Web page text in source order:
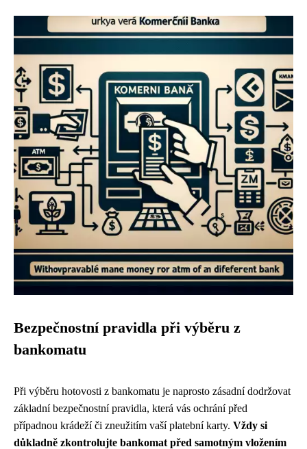
Bezpečnostní pravidla při výběru z
bankomatu
Při výběru hotovosti z bankomatu je naprosto zásadní dodržovat
základní bezpečnostní pravidla, která vás ochrání před
případnou krádeží či zneužitím vaší platební karty. Vždy si
důkladně zkontrolujte bankomat před samotným vložením